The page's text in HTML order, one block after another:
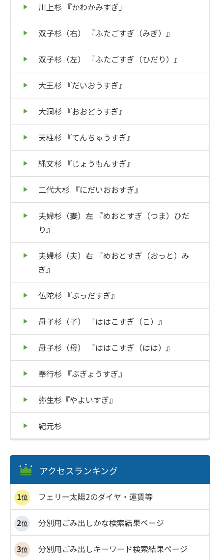
川上杉 『かわかみすぎ」
双子杉（右） 『ふたごすぎ（みぎ）』
双子杉（左） 『ふたごすぎ（ひだり）』
大王杉 『だいおうすぎ』
大洞杉 『おおどうすぎ』
天柱杉 『てんちゅうすぎ』
縄文杉 『じょうもんすぎ』
二代大杉 『にだいおおすぎ』
夫婦杉（妻）左 『めおとすぎ（つま）ひだ
り』
夫婦杉（夫）右 『めおとすぎ（おっと）み
ぎ』
仏陀杉 『ぶっだすぎ』
母子杉（子） 『ははこすぎ（こ）』
母子杉（母） 『ははこすぎ（はは）』
奉行杉 『ぶぎょうすぎ』
弥生杉『やよいすぎ』
紀元杉
アクセスランキング
フェリー太陽2のダイヤ・運賃等
分別用ごみ出しかな検索結果ページ
分別用ごみ出しキーワード検索結果ページ